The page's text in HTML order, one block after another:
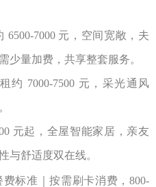
6500-7000 元，空间宽敞，夫
少量加费，共享整套服务。
约 7000-7500 元，采光通风
元起，全屋智能家居，亲友
与舒适度双在线。
费标准｜按需刷卡消费，800-